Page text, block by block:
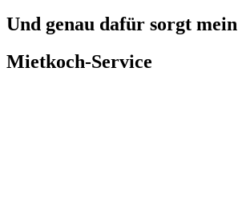
Und genau dafür sorgt mein
Mietkoch-Service